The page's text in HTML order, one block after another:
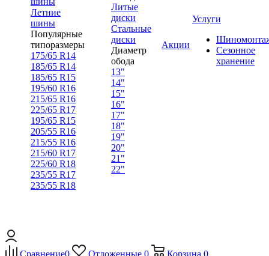
Летние
шины
Популярные
типоразмеры
175/65 R14
185/65 R14
185/65 R15
195/60 R16
215/65 R16
225/65 R17
195/65 R15
205/55 R16
215/55 R16
215/60 R17
225/60 R18
235/55 R17
235/55 R18
Литые
диски
Стальные
диски
Диаметр
обода
13"
14"
15"
16"
17"
18"
19"
20"
21"
22"
Акции
Услуги
Сезонное
хранение
Сравнение0 Отложенные 0 Корзина 0